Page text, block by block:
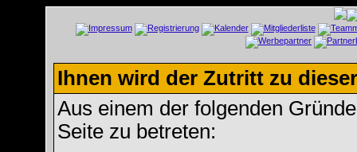
Ihnen wird der Zutritt zu
Aus einem der folgenden
Seite zu betreten: